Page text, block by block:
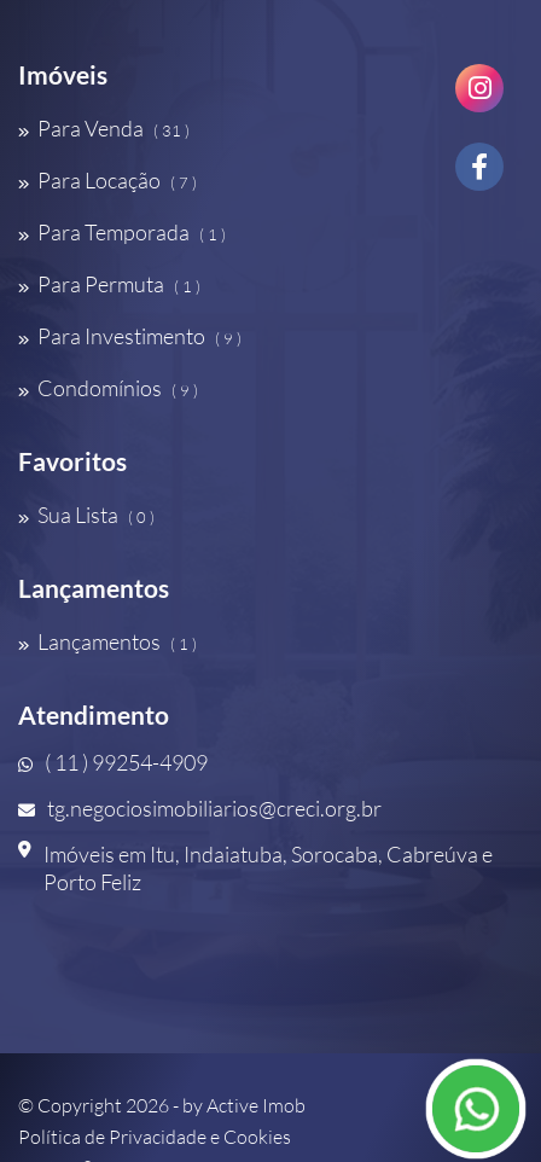
Imóveis
Para Venda ( 31 )
Para Locação ( 7 )
Para Temporada ( 1 )
Para Permuta ( 1 )
Para Investimento ( 9 )
Condomínios ( 9 )
Favoritos
Sua Lista ( 0 )
Lançamentos
Lançamentos ( 1 )
Atendimento
( 11 ) 99254-4909
tg.negociosimobiliarios@creci.org.br
Imóveis em Itu, Indaiatuba, Sorocaba, Cabreúva e
Porto Feliz
© Copyright 2026 - byActive Imob
Política de Privacidade e Cookies